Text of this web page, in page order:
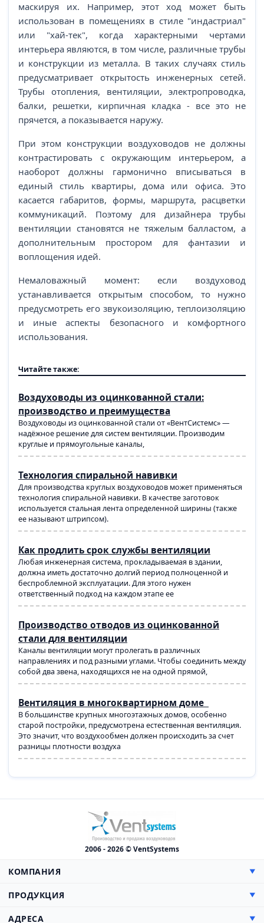
маскируя их. Например, этот ход может быть
использован в помещениях в стиле "индастриал"
или "хай-тек", когда характерными чертами
интерьера являются, в том числе, различные трубы
и конструкции из металла. В таких случаях стиль
предусматривает открытость инженерных сетей.
Трубы отопления, вентиляции, электропроводка,
балки, решетки, кирпичная кладка - все это не
прячется, а показывается наружу.
При этом конструкции воздуховодов не должны
контрастировать с окружающим интерьером, а
наоборот должны гармонично вписываться в
единый стиль квартиры, дома или офиса. Это
касается габаритов, формы, маршрута, расцветки
коммуникаций. Поэтому для дизайнера трубы
вентиляции становятся не тяжелым балластом, а
дополнительным простором для фантазии и
воплощения идей.
Немаловажный момент: если воздуховод
устанавливается открытым способом, то нужно
предусмотреть его звукоизоляцию, теплоизоляцию
и иные аспекты безопасного и комфортного
использования.
Читайте также:
Воздуховоды из оцинкованной стали:
производство и преимущества
Воздуховоды из оцинкованной стали от «ВентСистемс» —
надёжное решение для систем вентиляции. Производим
круглые и прямоугольные каналы,
Технология спиральной навивки
Для производства круглых воздуховодов может применяться
технология спиральной навивки. В качестве заготовок
используется стальная лента определенной ширины (также
ее называют штрипсом).
Как продлить срок службы вентиляции
Любая инженерная система, прокладываемая в здании,
должна иметь достаточно долгий период полноценной и
беспроблемной эксплуатации. Для этого нужен
ответственный подход на каждом этапе ее
Производство отводов из оцинкованной
стали для вентиляции
Каналы вентиляции могут пролегать в различных
направлениях и под разными углами. Чтобы соединить между
собой два звена, находящихся не на одной прямой,
Вентиляция в многоквартирном доме
В большинстве крупных многоэтажных домов, особенно
старой постройки, предусмотрена естественная вентиляция.
Это значит, что воздухообмен должен происходить за счет
разницы плотности воздуха
2006 - 2026 © VentSystems
КОМПАНИЯ ▼
О компании
ПРОДУКЦИЯ ▼
Прямоугольные
АДРЕСА ▼